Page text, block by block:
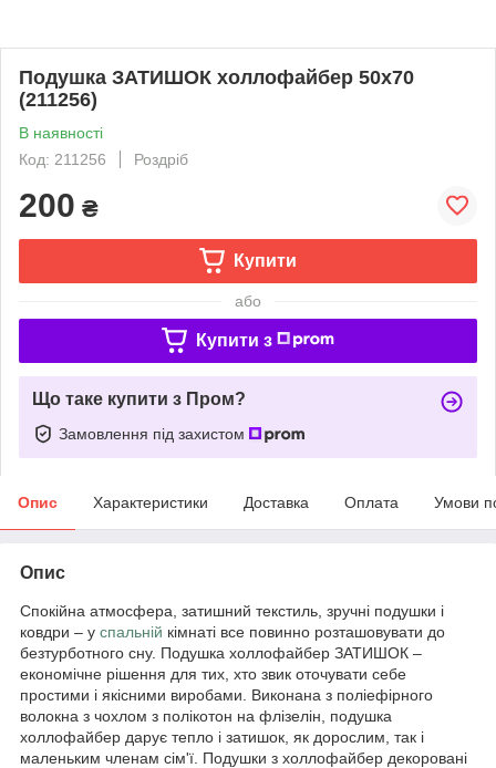
Подушка ЗАТИШОК холлофайбер 50х70
(211256)
В наявності
Код: 211256
Роздріб
200 ₴
Купити
або
Купити з
Що таке купити з Пром?
Замовлення під захистом
Опис Характеристики Доставка Оплата Умови
Опис
Спокійна атмосфера, затишний текстиль, зручні подушки і
ковдри – у спальній кімнаті все повинно розташовувати до
безтурботного сну. Подушка холлофайбер ЗАТИШОК –
економічне рішення для тих, хто звик оточувати себе
простими і якісними виробами. Виконана з поліефірного
волокна з чохлом з полікотон на флізелін, подушка
холлофайбер дарує тепло і затишок, як дорослим, так і
маленьким членам сім'ї. Подушки з холлофайбер декоровані